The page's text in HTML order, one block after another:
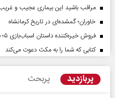
مراقب باشید این بیماری عجیب و غریب
خاوران؛ گمشده‌ای در تاریخ کرمانشاه
فروش خیره‌کننده داستان اسباب‌بازی ۵؛ بزرگ‌ترین افتتاحیه سال برای پیکسار
کتابی که شما را به مکث دعوت می‌کند
پربازدید پربحث